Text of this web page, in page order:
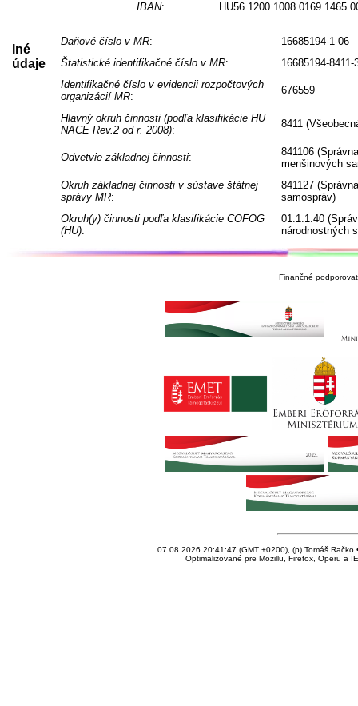
IBAN: HU56 1200 1008 0169 1465
Iné
údaje
Daňové číslo v MR:
16685194-1-06
Štatistické identifikačné číslo v MR:
16685194-8411-
Identifikačné číslo v evidencii rozpočtových
organizácií MR:
676559
Hlavný okruh činnosti (podľa klasifikácie HU
NACE Rev.2 od r. 2008):
8411
Odvetvie základnej činnosti:
841106
menšinových
Okruh základnej činnosti v sústave štátnej
správy MR:
841127
samospráv)
Okruh(y) činnosti podľa klasifikácie COFOG
(HU):
01.1.1.40
národnostných
Finančné
07.08.2026 20:41:47 (GMT +0200), (p) Tomáš Račko
Optimalizované pre Mozillu, Firefox, Operu a